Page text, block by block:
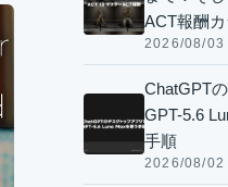
ACT報酬
2026/08/03
ChatGPT
GPT-5.6
手順
2026/08/02